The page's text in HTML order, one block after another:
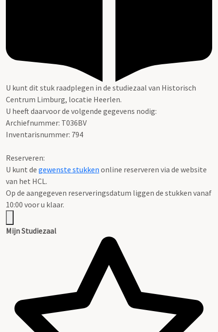
U kunt dit stuk raadplegen in de studiezaal van Historisch
Centrum Limburg, locatie Heerlen.
U heeft daarvoor de volgende gegevens nodig:
Archiefnummer: T036BV
Inventarisnummer: 794
Reserveren:
U kunt de gewenste stukken online reserveren via de website
van het HCL.
Op de aangegeven reserveringsdatum liggen de stukken vanaf
10:00 voor u klaar.
Mijn Studiezaal